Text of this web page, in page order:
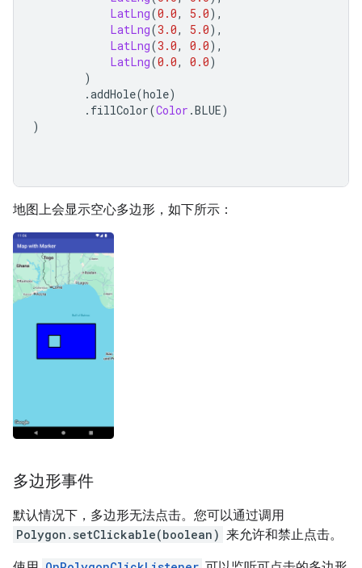
LatLng(0.0, 5.0),
LatLng(3.0, 5.0),
LatLng(3.0, 0.0),
LatLng(0.0, 0.0)
)
.addHole(hole)
. fillColor(Color .BLUE)
)
地图上会显示空心多边形，如下所示：
多边形事件
默认情况下，多边形无法点击。您可以通过调用
Polygon.setClickable(boolean) 来允许和禁止点击。